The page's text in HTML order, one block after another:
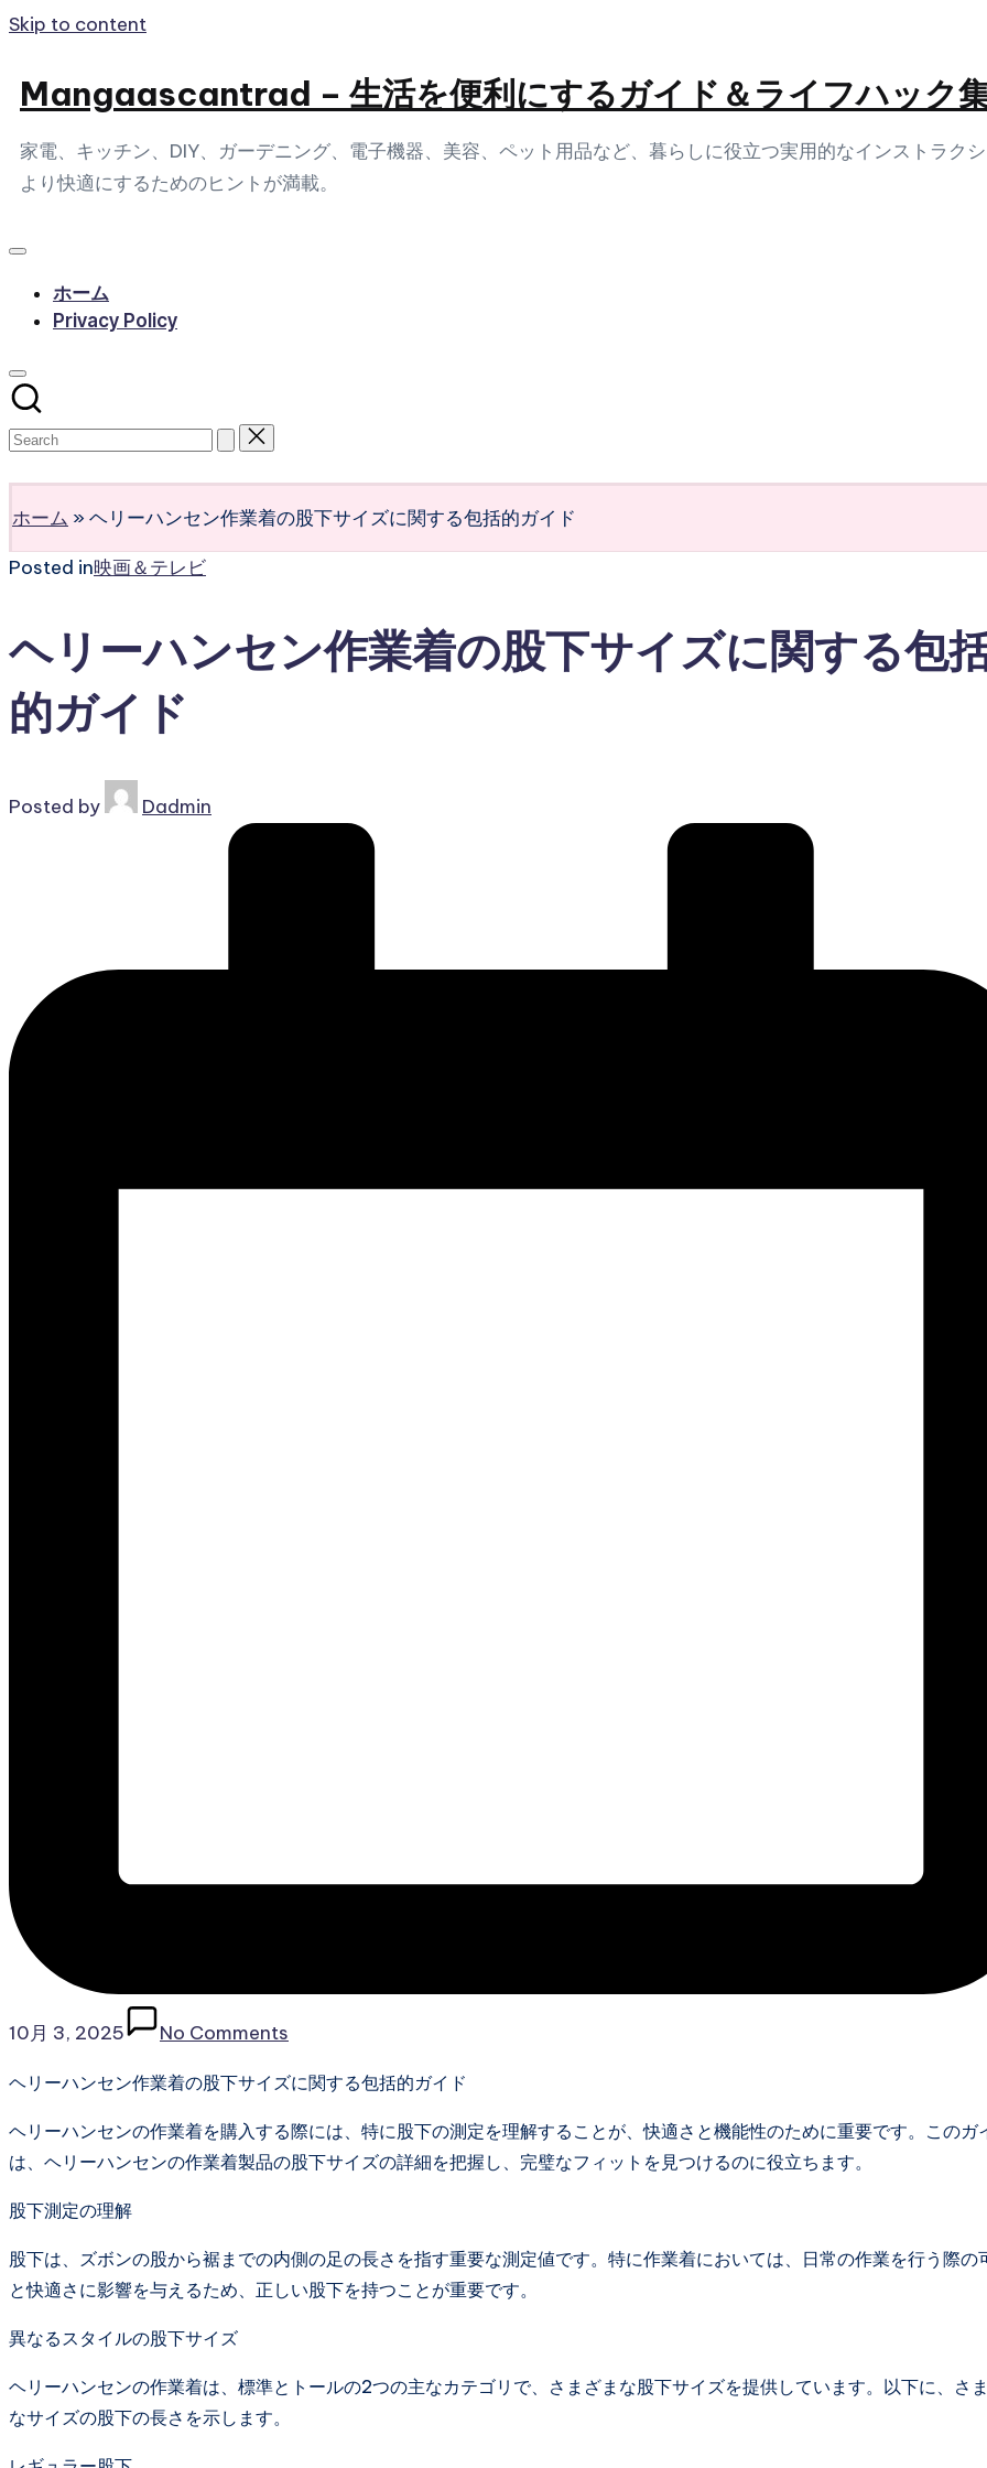
Skip to content
Mangaascantrad – 生活を便利にするガイド＆ライフハック
家電、キッチン、DIY、ガーデニング、電子機器、美容、ペット用品など、暮らしに役立つ実用的なインストラク
より快適にするためのヒントが満載。
ホーム
Privacy Policy
ホーム » ヘリーハンセン作業着の股下サイズに関する包括的ガイド
Posted in映画＆テレビ
ヘリーハンセン作業着の股下サイズに関する包
的ガイド
Posted by Dadmin
10月 3, 2025 No Comments
ヘリーハンセン作業着の股下サイズに関する包括的ガイド
ヘリーハンセンの作業着を購入する際には、特に股下の測定を理解することが、快適さと機能性のために重要です。このガ
は、ヘリーハンセンの作業着製品の股下サイズの詳細を把握し、完璧なフィットを見つけるのに役立ちます。
股下測定の理解
股下は、ズボンの股から裾までの内側の足の長さを指す重要な測定値です。特に作業着においては、日常の作業を行う際の
と快適さに影響を与えるため、正しい股下を持つことが重要です。
異なるスタイルの股下サイズ
ヘリーハンセンの作業着は、標準とトールの2つの主なカテゴリで、さまざまな股下サイズを提供しています。以下に、さ
なサイズの股下の長さを示します。